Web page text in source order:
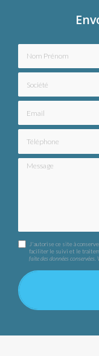
Message
J'autorise ce site à
faciliter le suivi et le
faite des données